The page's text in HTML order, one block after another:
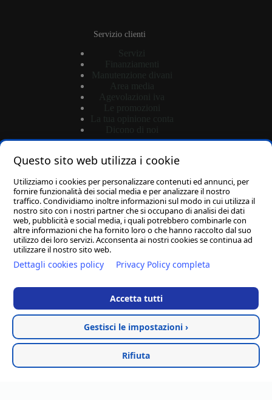
Questo sito web utilizza i cookie
Utilizziamo i cookies per personalizzare contenuti ed annunci, per
fornire funzionalità dei social media e per analizzare il nostro
traffico. Condividiamo inoltre informazioni sul modo in cui utilizza il
nostro sito con i nostri partner che si occupano di analisi dei dati
web, pubblicità e social media, i quali potrebbero combinarle con
altre informazioni che ha fornito loro o che hanno raccolto dal suo
utilizzo dei loro servizi. Acconsenta ai nostri cookies se continua ad
utilizzare il nostro sito web.
Dettagli cookies policy Privacy Policy completa
Accetta tutti
Gestisci le impostazioni ›
Rifiuta
Servizio clienti
Login
Password dimenticata?
Carrello
D.M. ARREDA S.R.L. -Via Porta di Ferro SNC
C.F. e P.IVA 02965170646-Capitale Sociale: 10.000,00€ I.V.
-PEC: dmarredasrl@pec.it
-Cookie Policy